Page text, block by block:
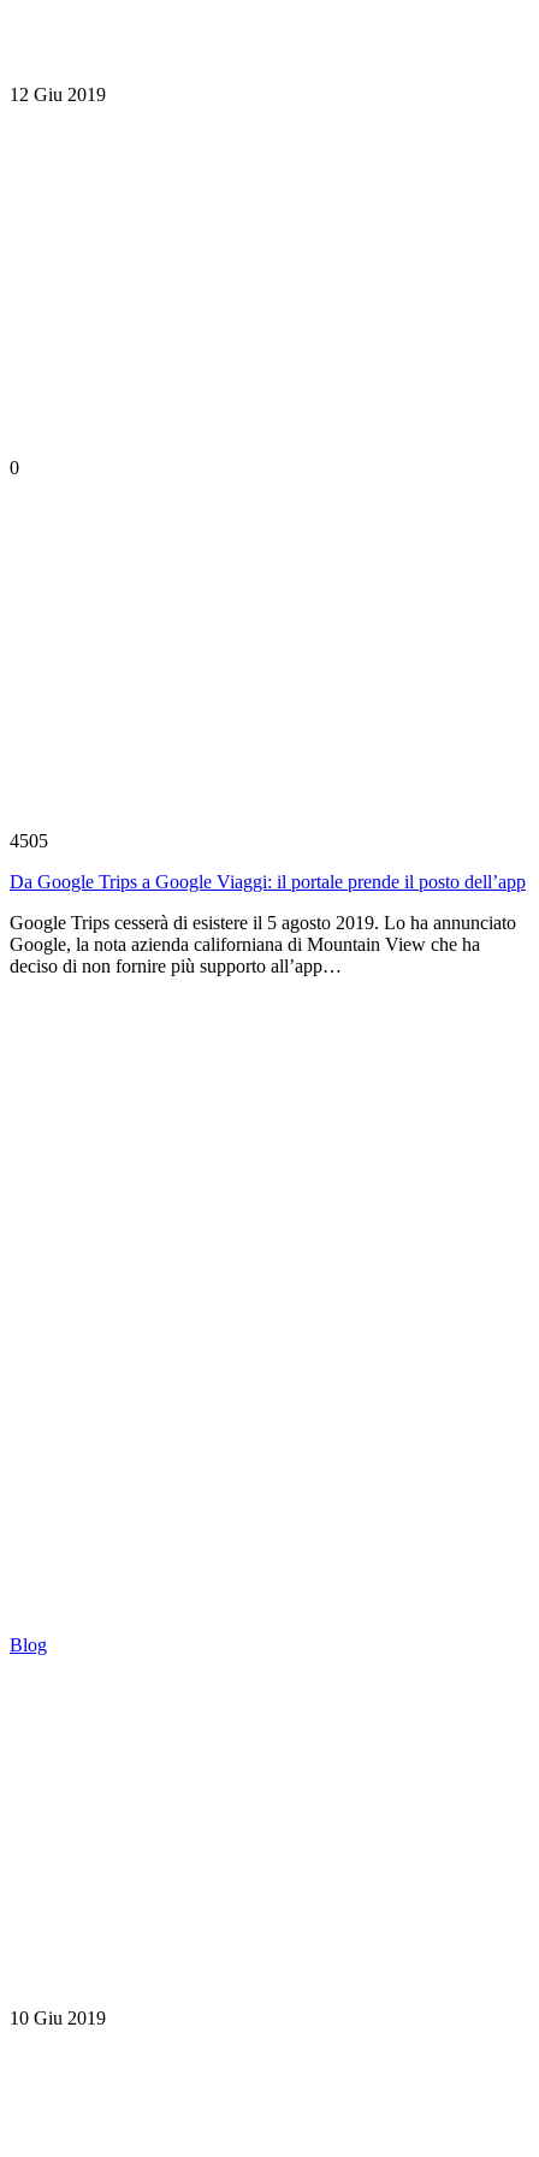
12 Giu 2019
0
4505
Da Google Trips a Google Viaggi: il portale prende il posto dell’app
Google Trips cesserà di esistere il 5 agosto 2019. Lo ha annunciato
Google, la nota azienda californiana di Mountain View che ha
deciso di non fornire più supporto all’app…
Blog
10 Giu 2019